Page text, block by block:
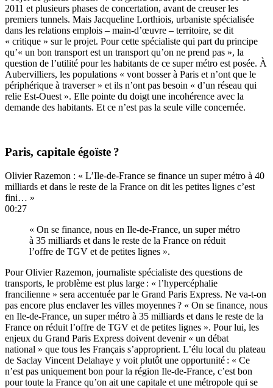
2011 et plusieurs phases de concertation, avant de creuser les
premiers tunnels. Mais Jacqueline Lorthiois, urbaniste spécialisée
dans les relations emplois – main-d’œuvre – territoire, se dit
« critique » sur le projet. Pour cette spécialiste qui part du principe
qu’« un bon transport est un transport qu’on ne prend pas », la
question de l’utilité pour les habitants de ce super métro est posée. À
Aubervilliers, les populations « vont bosser à Paris et n’ont que le
périphérique à traverser » et ils n’ont pas besoin « d’un réseau qui
relie Est-Ouest ». Elle pointe du doigt une incohérence avec la
demande des habitants. Et ce n’est pas la seule ville concernée.
Paris, capitale égoïste ?
Olivier Razemon : « L’Ile-de-France se finance un super métro à 40
milliards et dans le reste de la France on dit les petites lignes c’est
fini… »
00:27
« On se finance, nous en Ile-de-France, un super métro
à 35 milliards et dans le reste de la France on réduit
l’offre de TGV et de petites lignes ».
Pour Olivier Razemon, journaliste spécialiste des questions de
transports, le problème est plus large : « l’hypercéphalie
francilienne » sera accentuée par le Grand Paris Express. Ne va-t-on
pas encore plus enclaver les villes moyennes ? « On se finance, nous
en Ile-de-France, un super métro à 35 milliards et dans le reste de la
France on réduit l’offre de TGV et de petites lignes ». Pour lui, les
enjeux du Grand Paris Express doivent devenir « un débat
national » que tous les Français s’approprient. L’élu local du plateau
de Saclay Vincent Delahaye y voit plutôt une opportunité : « Ce
n’est pas uniquement bon pour la région Ile-de-France, c’est bon
pour toute la France qu’on ait une capitale et une métropole qui se